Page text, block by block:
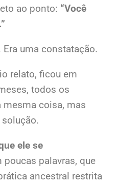
ao ponto: “Você
uma constatação.
relato, ficou em
todos os
coisa, mas
ele se
poucas palavras, que
ancestral restrita